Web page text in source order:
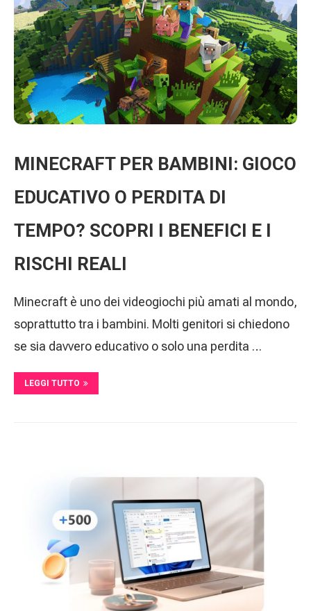
MINECRAFT PER BAMBINI: GIOCO
EDUCATIVO O PERDITA DI
TEMPO? SCOPRI I BENEFICI E I
RISCHI REALI
Minecraft è uno dei videogiochi più amati al mondo,
soprattutto tra i bambini. Molti genitori si chiedono
se sia davvero educativo o solo una perdita …
LEGGI TUTTO